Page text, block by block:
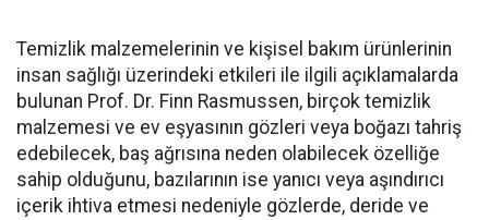
Temizlik malzemelerinin ve kişisel bakım ürünlerinin
insan sağlığı üzerindeki etkileri ile ilgili açıklamalarda
bulunan Prof. Dr. Finn Rasmussen, birçok temizlik
malzemesi ve ev eşyasının gözleri veya boğazı tahriş
edebilecek, baş ağrısına neden olabilecek özelliğe
sahip olduğunu, bazılarının ise yanıcı veya aşındırıcı
içerik ihtiva etmesi nedeniyle gözlerde, deride ve